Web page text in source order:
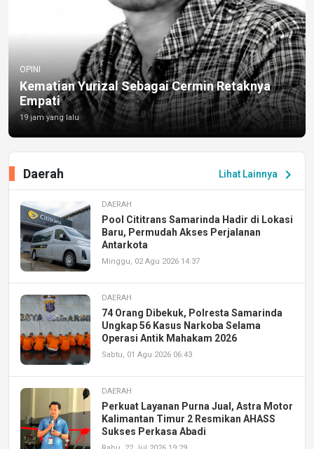
OPINI
Kematian Yurizal Sebagai Cermin Retaknya
Empati
19 jam yang lalu
Lihat Lainnya chevron_right
Daerah
DAERAH
Pool Cititrans Samarinda Hadir di Lokasi
Baru, Permudah Akses Perjalanan
Antarkota
Minggu, 02 Agu 2026 14:37
DAERAH
74 Orang Dibekuk, Polresta Samarinda
Ungkap 56 Kasus Narkoba Selama
Operasi Antik Mahakam 2026
Sabtu, 01 Agu 2026 06:43
DAERAH
Perkuat Layanan Purna Jual, Astra Motor
Kalimantan Timur 2 Resmikan AHASS
Sukses Perkasa Abadi